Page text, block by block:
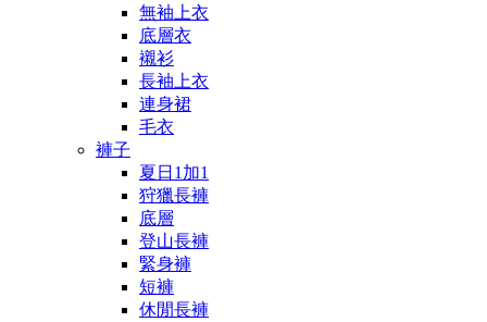
無袖上衣
底層衣
襯衫
長袖上衣
連身裙
毛衣
褲子
夏日1加1
狩獵長褲
底層
登山長褲
緊身褲
短褲
休閒長褲